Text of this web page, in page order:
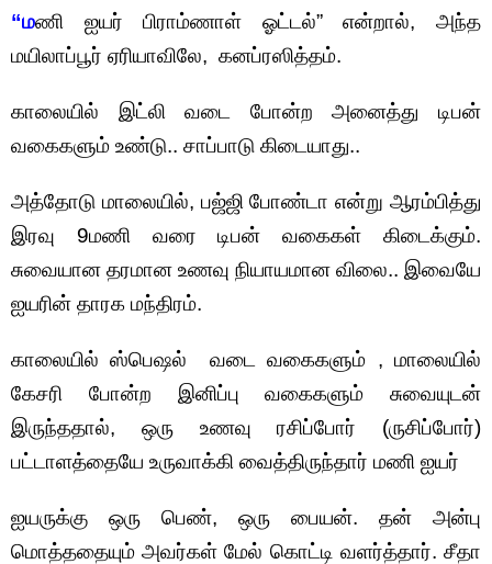
“மணி ஐயர் பிராம்ணாள் ஓட்டல்” என்றால், அந்த
மயிலாப்பூர் ஏரியாவிலே, கனப்ரஸித்தம்.
காலையில் இட்லி வடை போன்ற அனைத்து டிபன்
வகைகளும் உண்டு.. சாப்பாடு கிடையாது..
அத்தோடு மாலையில், பஜ்ஜி போண்டா என்று ஆரம்பித்து
இரவு 9மணி வரை டிபன் வகைகள் கிடைக்கும்.
சுவையான தரமான உணவு நியாயமான விலை.. இவையே
ஐயரின் தாரக மந்திரம்.
காலையில் ஸ்பெஷல் வடை வகைகளும் , மாலையில்
கேசரி போன்ற இனிப்பு வகைகளும் சுவையுடன்
இருந்ததால், ஒரு உணவு ரசிப்போர் (ருசிப்போர்)
பட்டாளத்தையே உருவாக்கி வைத்திருந்தார் மணி ஐயர்
ஐயருக்கு ஒரு பெண், ஒரு பையன். தன் அன்பு
மொத்ததையும் அவர்கள் மேல் கொட்டி வளர்த்தார். சீதா